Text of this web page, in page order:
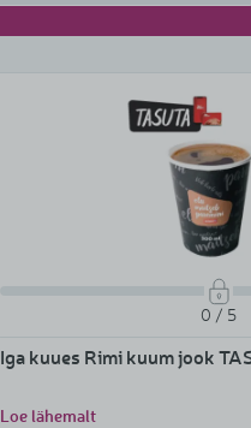
0 / 5
Iga kuues Rimi kuum jook
Loe lähemalt